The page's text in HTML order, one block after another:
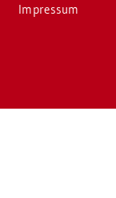
Im­pres­sum